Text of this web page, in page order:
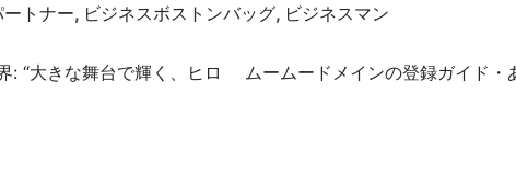
ートナー, ビジネスボストンバッグ, ビジネスマン
: “大きな舞台で輝く、ヒロ
ムームードメインの登録ガイド